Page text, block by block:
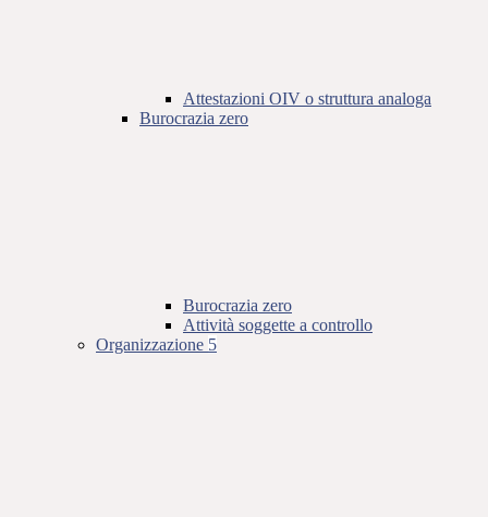
Attestazioni OIV o struttura analoga
Burocrazia zero
Burocrazia zero
Attività soggette a controllo
Organizzazione 5